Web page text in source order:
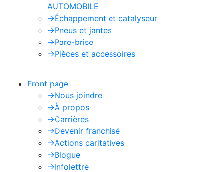
AUTOMOBILE
->Échappement et catalyseur
->Pneus et jantes
->Pare-brise
->Pièces et accessoires
Front page
->Nous joindre
->À propos
->Carrières
->Devenir franchisé
->Actions caritatives
->Blogue
->Infolettre